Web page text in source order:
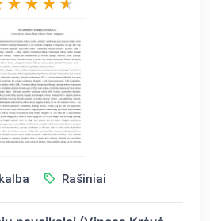
Rašiniai